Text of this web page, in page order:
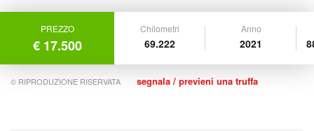
PREZZO
€ 17.500
Chilometri
69.222
Anno
2021
© RIPRODUZIONE RISERVATA segnala / previeni una truffa